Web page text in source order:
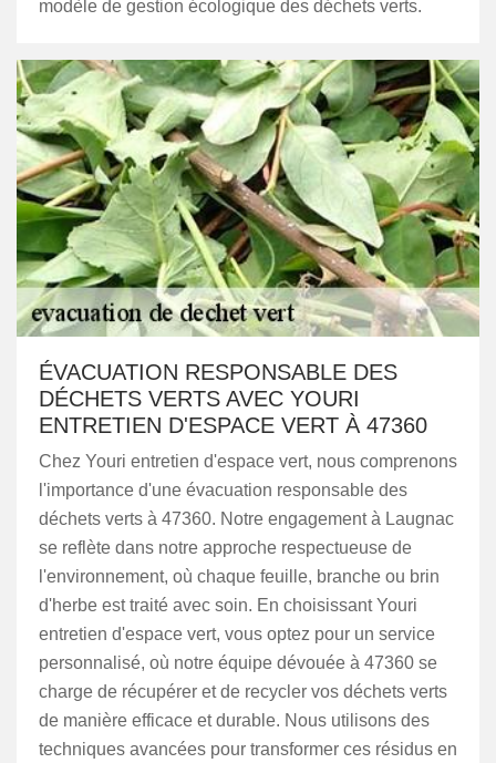
modèle de gestion écologique des déchets verts.
ÉVACUATION RESPONSABLE DES
DÉCHETS VERTS AVEC YOURI
ENTRETIEN D'ESPACE VERT À 47360
Chez Youri entretien d'espace vert, nous comprenons
l'importance d'une évacuation responsable des
déchets verts à 47360. Notre engagement à Laugnac
se reflète dans notre approche respectueuse de
l'environnement, où chaque feuille, branche ou brin
d'herbe est traité avec soin. En choisissant Youri
entretien d'espace vert, vous optez pour un service
personnalisé, où notre équipe dévouée à 47360 se
charge de récupérer et de recycler vos déchets verts
de manière efficace et durable. Nous utilisons des
techniques avancées pour transformer ces résidus en